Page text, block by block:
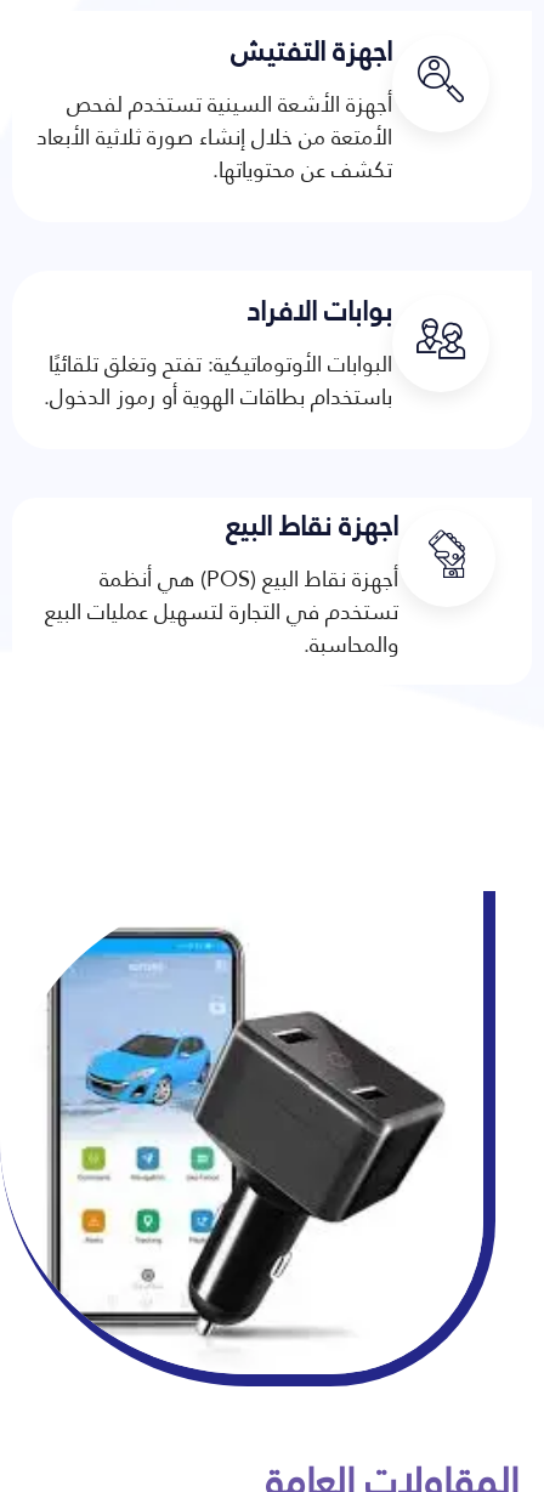
اجهزة التفتيش
أجهزة الأشعة السينية تستخدم لفحص
الأمتعة من خلال إنشاء صورة ثلاثية الأبعاد
تكشف عن محتوياتها.
بوابات الافراد
البوابات الأوتوماتيكية: تفتح وتغلق تلقائيًا
باستخدام بطاقات الهوية أو رموز الدخول.
اجهزة نقاط البيع
أجهزة نقاط البيع (POS) هي أنظمة
تستخدم في التجارة لتسهيل عمليات البيع
والمحاسبة.